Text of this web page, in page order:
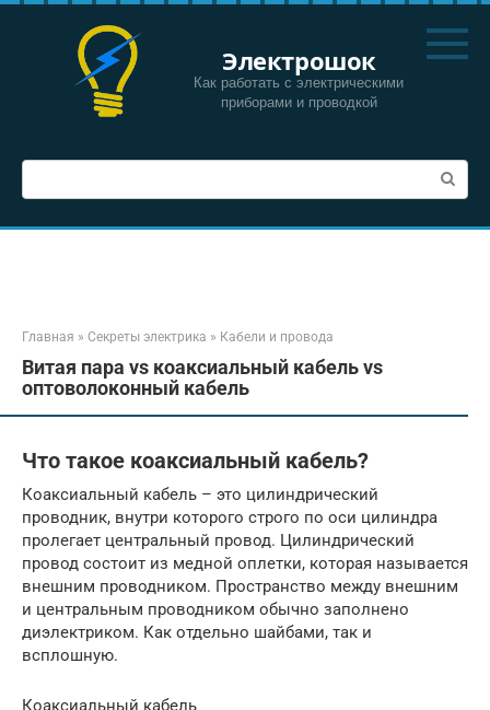
Перейти
Электрошок
Как работать с электрическими
приборами и проводкой
Поиск:
Главная » Секреты электрика » Кабели и провода
Витая пара vs коаксиальный кабель vs
оптоволоконный кабель
Что такое коаксиальный кабель?
Коаксиальный кабель – это цилиндрический
проводник, внутри которого строго по оси цилиндра
пролегает центральный провод. Цилиндрический
провод состоит из медной оплетки, которая называется
внешним проводником. Пространство между внешним
и центральным проводником обычно заполнено
диэлектриком. Как отдельно шайбами, так и
всплошную.
Коаксиальный кабель